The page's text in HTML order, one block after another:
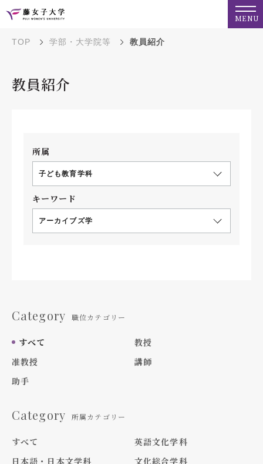
MENU
TOP 学部・大学院等 教員紹介
教員紹介
所属
子ども教育学科
キーワード
アーカイブズ学
Category 職位カテゴリー
すべて
教授
准教授
講師
助手
Category 所属カテゴリー
すべて
英語文化学科
日本語・日本文学科
文化総合学科